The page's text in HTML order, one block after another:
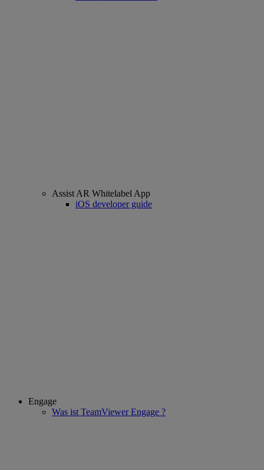
Assist AR Whitelabel App
iOS developer guide
Engage
Was ist TeamViewer Engage ?